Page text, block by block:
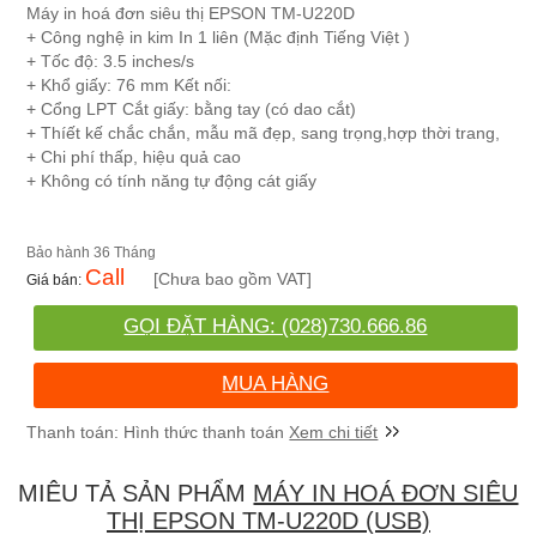
Máy in hoá đơn siêu thị EPSON TM-U220D
+ Công nghệ in kim In 1 liên (Mặc định Tiếng Việt )
+ Tốc độ: 3.5 inches/s
+ Khổ giấy: 76 mm Kết nối:
+ Cổng LPT Cắt giấy: bằng tay (có dao cắt)
+ Thíết kế chắc chắn, mẫu mã đẹp, sang trọng,hợp thời trang,
+ Chi phí thấp, hiệu quả cao
+ Không có tính năng tự động cát giấy
36 Tháng
Call [Chưa bao gồm VAT]
GỌI ĐẶT HÀNG: (028)730.666.86
MUA HÀNG
Xem chi tiết
MIÊU TẢ SẢN PHẨM MÁY IN HOÁ ĐƠN SIÊU
THỊ EPSON TM-U220D (USB)